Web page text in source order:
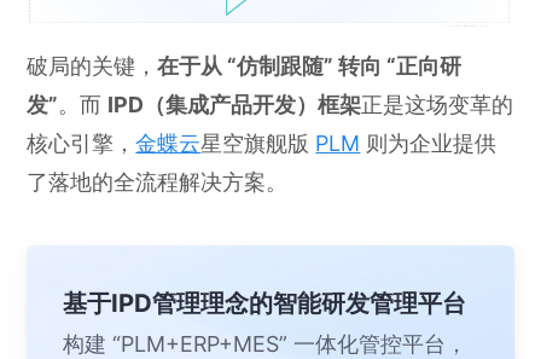
破局的关键，在于从 “仿制跟随” 转向 “正向研
发”。而 IPD（集成产品开发）框架正是这场变革的
核心引擎，金蝶云星空旗舰版 PLM 则为企业提供
了落地的全流程解决方案。
基于IPD管理理念的智能研发管理平台
构建 “PLM+ERP+MES” 一体化管控平台，